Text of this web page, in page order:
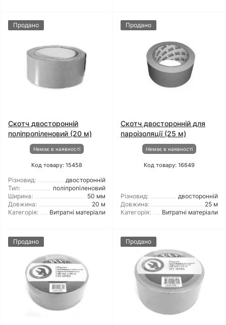
Продано
Скотч двосторонній
поліпропіленовий (20 м)
Немає в наявності
Код товару: 15458
Різновид:
двосторонній
Тип:
поліпропіленовий
Ширина:
50 мм
Довжина:
20 м
Категорія:
Витратні матеріали
Продано
Скотч двосторонній для
пароізоляції (25 м)
Немає в наявності
Код товару: 16649
Різновид:
двосторонній
Довжина:
25 м
Категорія:
Витратні матеріали
Продано Продано